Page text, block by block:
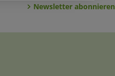
Newsletter abonnieren